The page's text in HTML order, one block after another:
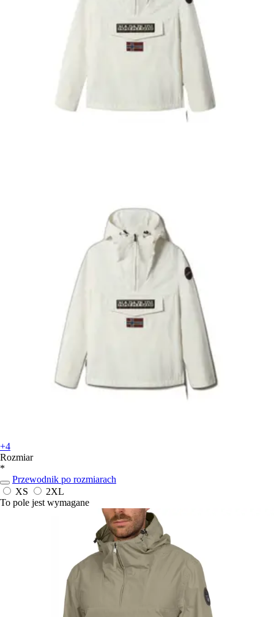
+4
Rozmiar
*
Przewodnik po rozmiarach
XS
2XL
To pole jest wymagane